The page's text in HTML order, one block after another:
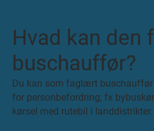
Hvad kan
buschauffør?
Du kan som faglært
for personbefordring; fx
kørsel med rutebil i landdistrikter.